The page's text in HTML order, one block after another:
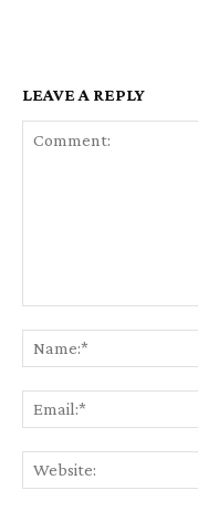
LEAVE A REPLY